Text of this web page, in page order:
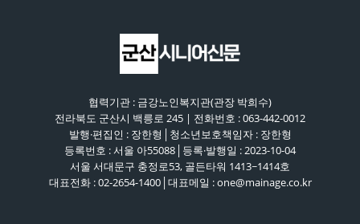
협력기관 : 금강노인복지관(관장 박희수)
전라북도 군산시 백릉로 245 | 전화번호 : 063-442-0012
발행·편집인 : 장한형│청소년보호책임자 : 장한형
등록번호 : 서울 아55088│등록·발행일 : 2023-10-04
서울 서대문구 충정로53, 골든타워 1413~1414호
대표전화 : 02-2654-1400│대표메일 : one@mainage.co.kr